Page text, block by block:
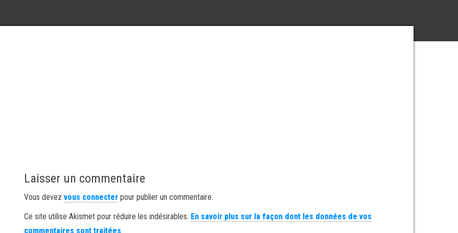
Laisser un commentaire
Vous devezvous connecter pour publier un commentaire.
Ce site utilise Akismet pour réduire les indésirables. En savoir plus sur la façon dont les données de vos
commentaires sont traitées.